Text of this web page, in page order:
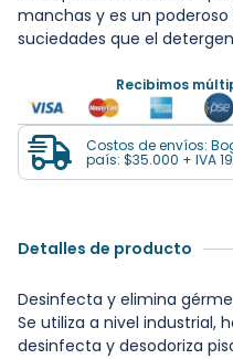
manchas y es un
suciedades que el
Recibimos
Costos de envíos:
país: $35.000 + IVA
Detalles de producto
Desinfecta y elimina
Se utiliza a nivel industrial,
desinfecta y desodoriza